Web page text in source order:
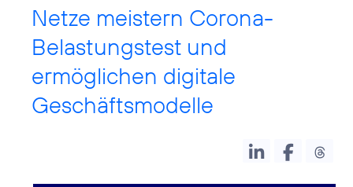
Netze meistern Corona-
Belastungstest und
ermöglichen digitale
Geschäftsmodelle